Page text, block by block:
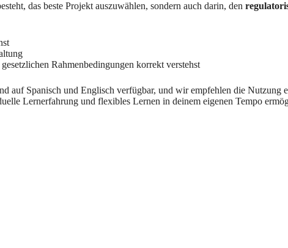
das beste Projekt auszuwählen, sondern auch darin, den
Rahmenbedingungen korrekt verstehst
auf Spanisch und Englisch verfügbar, und wir empfehlen die Nutzung
Lernerfahrung und flexibles Lernen in deinem eigenen Tempo